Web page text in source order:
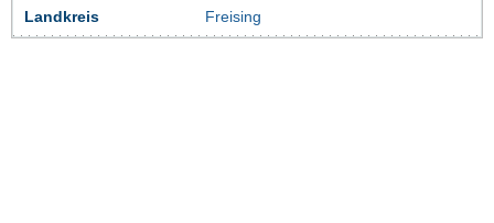
Landkreis Freising